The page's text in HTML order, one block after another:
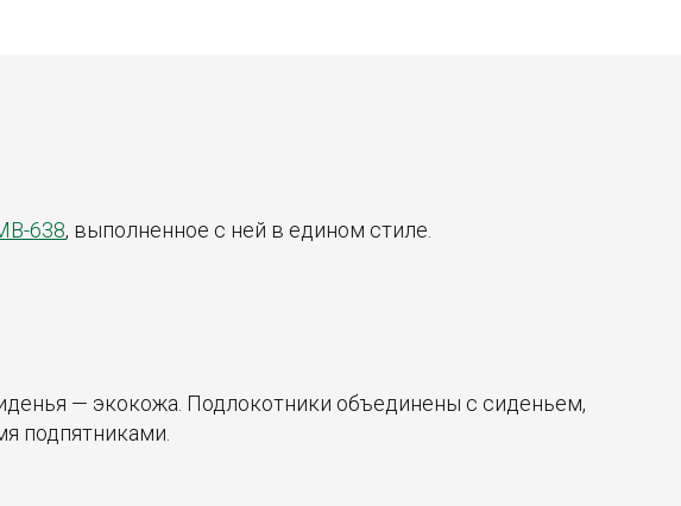
638, выполненное с ней в едином стиле.
— экокожа. Подлокотники объединены с сиденьем,
подпятниками.